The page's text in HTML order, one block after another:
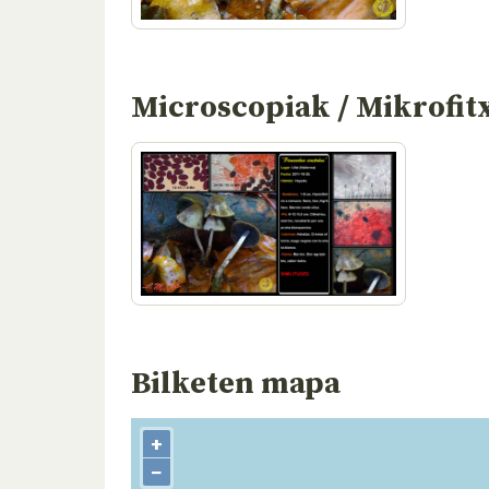
Microscopiak /
Bilketen mapa
+
−